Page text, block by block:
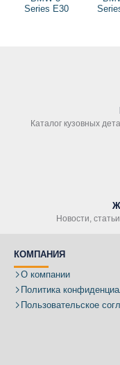
Series E30
Каталог кузовных
Новости,
КОМПАНИЯ
О компании
Политика
Пользовательское